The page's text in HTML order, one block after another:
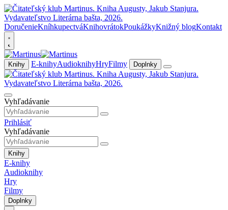
DoručenieKníhkupectváKnihovrátokPoukážkyKnižný blogKontakt
Knihy E-knihyAudioknihyHryFilmy Doplnky
Vyhľadávanie
Prihlásiť
Vyhľadávanie
Knihy
E-knihy
Audioknihy
Hry
Filmy
Doplnky